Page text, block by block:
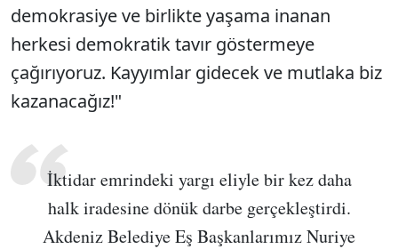
demokrasiye ve birlikte yaşama inanan
herkesi demokratik tavır göstermeye
çağırıyoruz. Kayyımlar gidecek ve mutlaka biz
kazanacağız!"
İktidar emrindeki yargı eliyle bir kez daha
halk iradesine dönük darbe gerçekleştirdi.
Akdeniz Belediye Eş Başkanlarımız Nuriye